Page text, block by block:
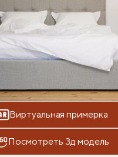
Виртуальная примерка
Посмотреть 3д модель